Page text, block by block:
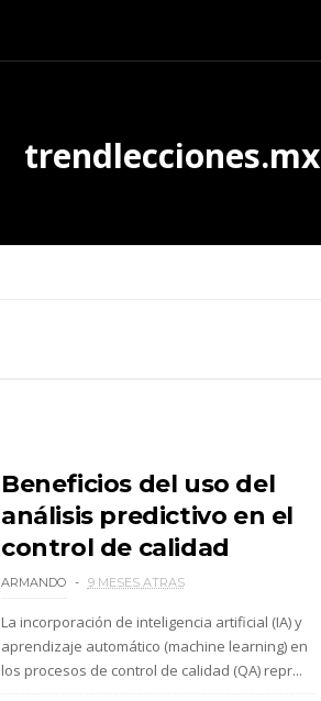
trendlecciones.mx
Beneficios del uso del
análisis predictivo en el
control de calidad
ARMANDO 9 MESES ATRAS
La incorporación de inteligencia artificial (IA) y
aprendizaje automático (machine learning) en
los procesos de control de calidad (QA) repr...